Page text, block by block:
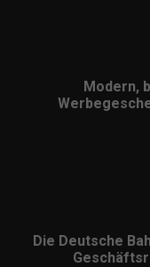
Modern,
Die Deutsche